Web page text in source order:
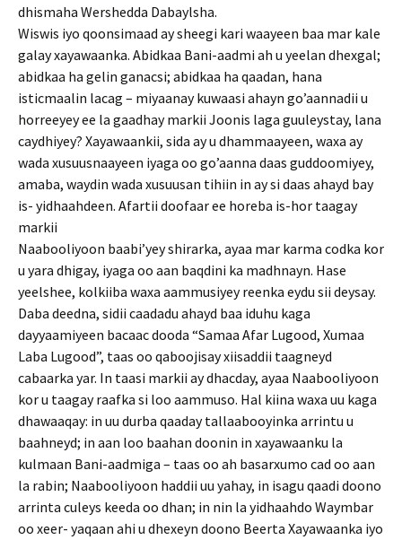
dhismaha Wershedda Dabaylsha.
Wiswis iyo qoonsimaad ay sheegi kari waayeen baa mar kale
galay xayawaanka. Abidkaa Bani-aadmi ah u yeelan dhexgal;
abidkaa ha gelin ganacsi; abidkaa ha qaadan, hana
isticmaalin lacag – miyaanay kuwaasi ahayn go’aannadii u
horreeyey ee la gaadhay markii Joonis laga guuleystay, lana
caydhiyey? Xayawaankii, sida ay u dhammaayeen, waxa ay
wada xusuusnaayeen iyaga oo go’aanna daas guddoomiyey,
amaba, waydin wada xusuusan tihiin in ay si daas ahayd bay
is- yidhaahdeen. Afartii doofaar ee horeba is-hor taagay
markii
Naabooliyoon baabi’yey shirarka, ayaa mar karma codka kor
u yara dhigay, iyaga oo aan baqdini ka madhnayn. Hase
yeelshee, kolkiiba waxa aammusiyey reenka eydu sii deysay.
Daba deedna, sidii caadadu ahayd baa iduhu kaga
dayyaamiyeen bacaac dooda “Samaa Afar Lugood, Xumaa
Laba Lugood”, taas oo qaboojisay xiisaddii taagneyd
cabaarka yar. In taasi markii ay dhacday, ayaa Naabooliyoon
kor u taagay raafka si loo aammuso. Hal kiina waxa uu kaga
dhawaaqay: in uu durba qaaday tallaabooyinka arrintu u
baahneyd; in aan loo baahan doonin in xayawaanku la
kulmaan Bani-aadmiga – taas oo ah basarxumo cad oo aan
la rabin; Naabooliyoon haddii uu yahay, in isagu qaadi doono
arrinta culeys keeda oo dhan; in nin la yidhaahdo Waymbar
oo xeer- yaqaan ahi u dhexeyn doono Beerta Xayawaanka iyo